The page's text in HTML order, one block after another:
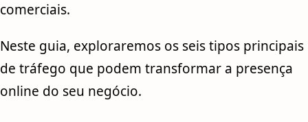
comerciais.
Neste guia, exploraremos os seis tipos principais
de tráfego que podem transformar a presença
online do seu negócio.